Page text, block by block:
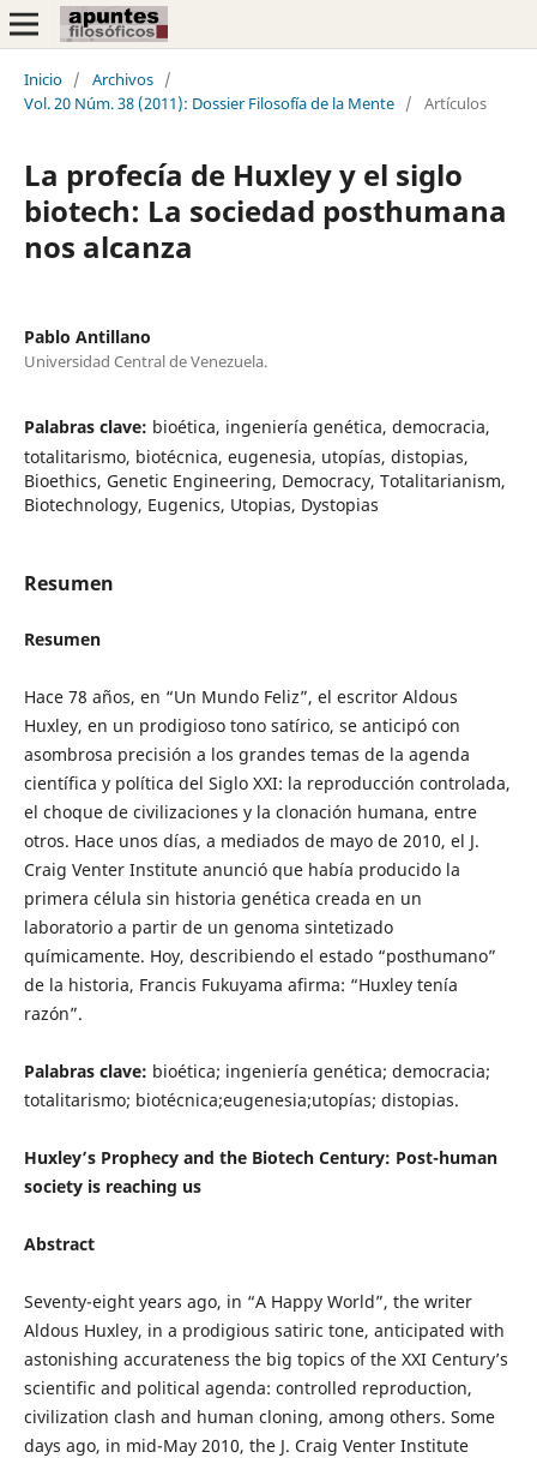
Inicio / Archivos /
Vol. 20 Núm. 38 (2011): Dossier Filosofía de la Mente / Artículos
La profecía de Huxley y el siglo
biotech: La sociedad posthumana
nos alcanza
Pablo Antillano
Universidad Central de Venezuela.
Palabras clave: bioética, ingeniería genética, democracia,
totalitarismo, biotécnica, eugenesia, utopías, distopias,
Bioethics, Genetic Engineering, Democracy, Totalitarianism,
Biotechnology, Eugenics, Utopias, Dystopias
Resumen
Resumen
Hace 78 años, en “Un Mundo Feliz”, el escritor Aldous
Huxley, en un prodigioso tono satírico, se anticipó con
asombrosa precisión a los grandes temas de la agenda
científica y política del Siglo XXI: la reproducción controlada,
el choque de civilizaciones y la clonación humana, entre
otros. Hace unos días, a mediados de mayo de 2010, el J.
Craig Venter Institute anunció que había producido la
primera célula sin historia genética creada en un
laboratorio a partir de un genoma sintetizado
químicamente. Hoy, describiendo el estado “posthumano”
de la historia, Francis Fukuyama afirma: “Huxley tenía
razón”.
Palabras clave: bioética; ingeniería genética; democracia;
totalitarismo; biotécnica;eugenesia;utopías; distopias.
Huxley’s Prophecy and the Biotech Century: Post-human
society is reaching us
Abstract
Seventy-eight years ago, in “A Happy World”, the writer
Aldous Huxley, in a prodigious satiric tone, anticipated with
astonishing accurateness the big topics of the XXI Century’s
scientific and political agenda: controlled reproduction,
civilization clash and human cloning, among others. Some
days ago, in mid-May 2010, the J. Craig Venter Institute